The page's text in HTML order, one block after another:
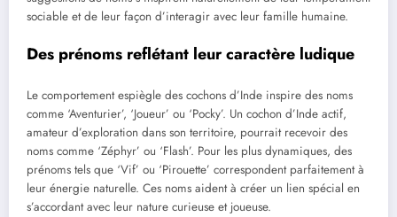
sociable et de leur façon d’interagir avec leur famille humaine.
Des prénoms reflétant leur caractère ludique
Le comportement espiègle des cochons d’Inde inspire des noms
comme ‘Aventurier’, ‘Joueur’ ou ‘Pocky’. Un cochon d’Inde actif,
amateur d’exploration dans son territoire, pourrait recevoir des
noms comme ‘Zéphyr’ ou ‘Flash’. Pour les plus dynamiques, des
prénoms tels que ‘Vif’ ou ‘Pirouette’ correspondent parfaitement à
leur énergie naturelle. Ces noms aident à créer un lien spécial en
s’accordant avec leur nature curieuse et joueuse.